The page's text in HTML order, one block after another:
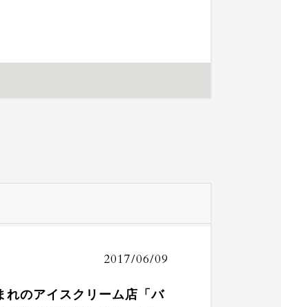
2017/06/09
れのアイスクリーム店「バ